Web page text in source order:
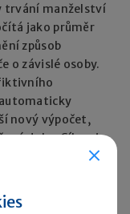
trvání manželství
jako průměr
způsob
o závislé osoby.
nový výpočet,
doby. Cílem je,
důchodu.